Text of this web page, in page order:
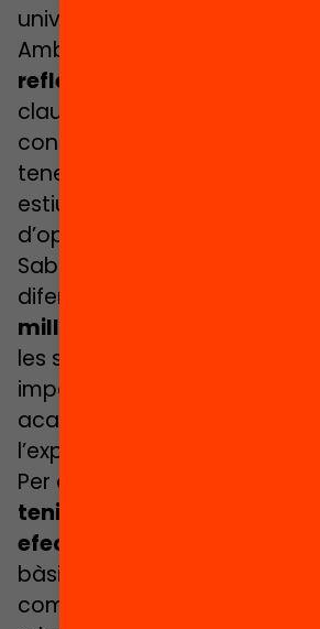
universalitat i amb una
Amb aquesta crida volem
reflexió
dels agents que
clau, des de les entitats de
consorcis i ajuntaments que
tenen el gran repte d’oferir i
estiu el més reparador
d’oportunitats a totes les
Sabem, gràcies als estudis
diferent escala, que
millora la qualitat de vida
les seves famílies i, que
impacte positiu en termes
acadèmics, com ara les
l’expressió o la creativitat.
Per això proposem una sèrie
tenir en compte per
efectes
. Treballar
bàsiques acadèmiques,
competències emocionals,